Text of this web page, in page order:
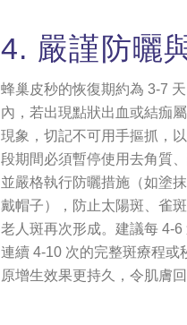
4. 嚴謹防曬
蜂巢皮秒的恢復期約為 3-7
內，若出現點狀出血或結痂
現象，切記不可用手摳抓，
段期間必須暫停使用去角質
並嚴格執行防曬措施（如塗
戴帽子），防止太陽斑、雀
老人斑再次形成。建議每 4-6
連續 4-10 次的完整斑療程或
原增生效果更持久，令肌膚回